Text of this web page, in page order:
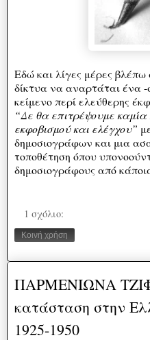
Εδώ και λίγες μέρες
δίκτυα να αναρτάται ένα
κείμενο περί ελεύθερης
“Δε θα επιτρέψουμε
εκφοβισμού και ελέγχου”
δημοσιογράφων και μια
τοποθέτηση όπου
δημοσιογράφους από
1 σχόλιο:
Κοινή χρήση
ΠΑΡΜΕΝΙΩΝΑ
κατάσταση στην
1925-1950